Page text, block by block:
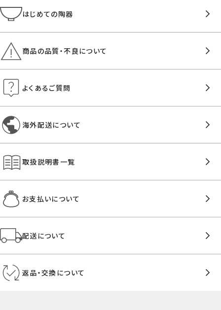
はじめての陶器
商品の品質・不良について
よくあるご質問
海外配送について
取扱説明書一覧
お支払いについて
配送について
返品・交換について